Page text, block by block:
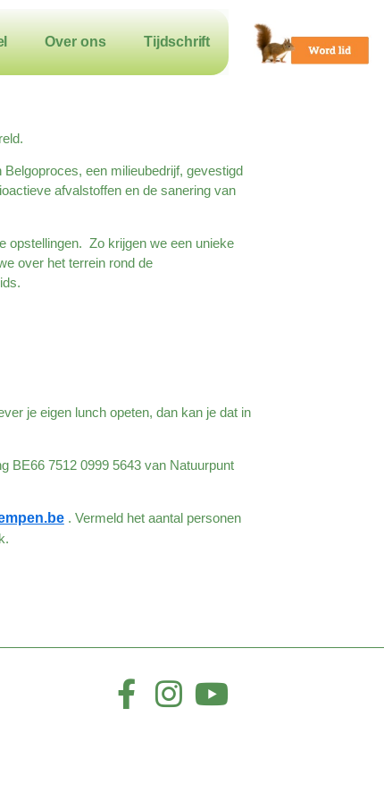
Over ons Tijdschrift
een milieubedrijf, gevestigd
afvalstoffen en de sanering van
opstellingen. Zo krijgen we een unieke
over het terrein rond de
je eigen lunch opeten, dan kan je dat in
BE66 7512 0999 5643 van Natuurpunt
. Vermeld het aantal personen